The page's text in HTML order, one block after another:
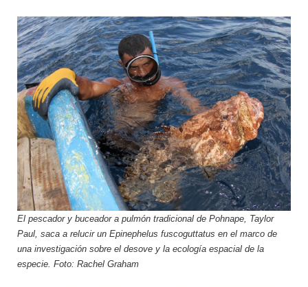
El pescador y buceador a pulmón tradicional de Pohnape, Taylor
Paul, saca a relucir un Epinephelus fuscoguttatus en el marco de
una investigación sobre el desove y la ecología espacial de la
especie. Foto: Rachel Graham